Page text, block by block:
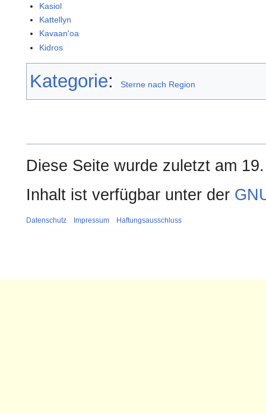
Kasiol
Kattellyn
Kavaan'oa
Kidros
Kategorie: Sterne nach Region
Diese Seite wurde zuletzt am
Inhalt ist verfügbar unter der
Datenschutz Impressum Haftungsausschluss